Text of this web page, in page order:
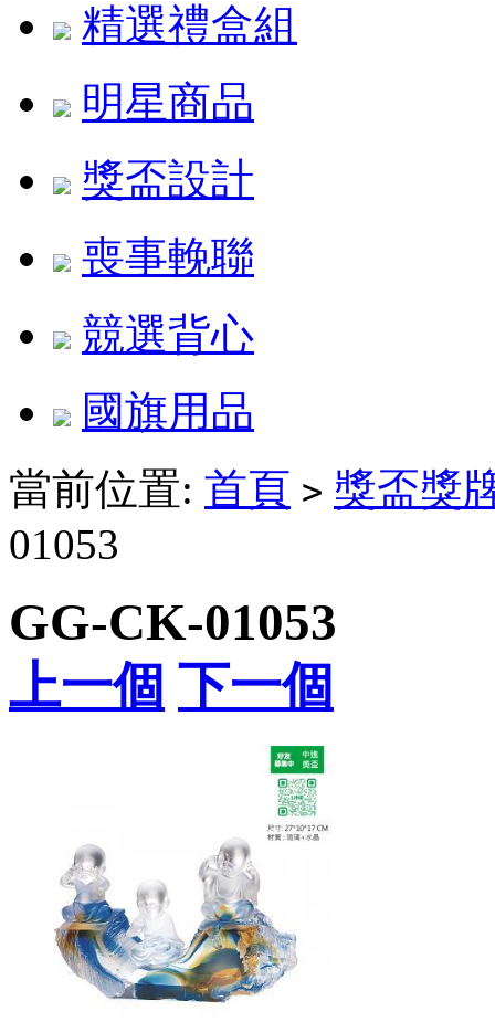
精選禮盒組
明星商品
獎盃設計
喪事輓聯
競選背心
國旗用品
當前位置: 首頁 > 獎盃獎
01053
GG-CK-01053
上一個 下一個